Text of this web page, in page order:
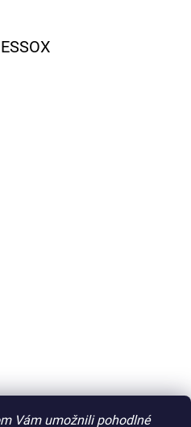
Vám umožnili pohodlné